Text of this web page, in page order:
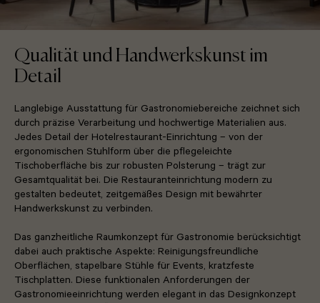
Qualität und Handwerkskunst im
Detail
Langlebige Ausstattung für Gastronomiebereiche zeichnet sich
durch präzise Verarbeitung und hochwertige Materialien aus.
Jedes Detail der Hotelrestaurant-Einrichtung – von der
ergonomischen Stuhlform über die pflegeleichte
Tischoberfläche bis zur robusten Polsterung – trägt zur
Gesamtqualität bei. Die Restauranteinrichtung modern zu
gestalten bedeutet, zeitgemäßes Design mit bewährter
Handwerkskunst zu verbinden.
Das ganzheitliche Raumkonzept für Gastronomie berücksichtigt
dabei auch praktische Aspekte: Reinigungsfreundliche
Oberflächen, stapelbare Stühle für Events, kratzfeste
Tischplatten. Diese funktionalen Anforderungen der
Gastronomieeinrichtung werden elegant in das Designkonzept